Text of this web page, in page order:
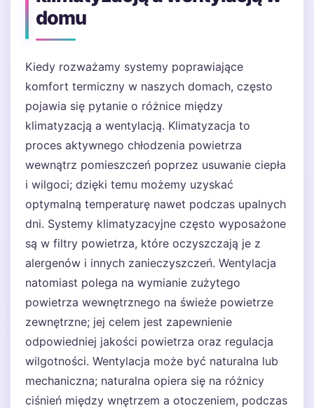
domu
Kiedy rozważamy systemy poprawiające
komfort termiczny w naszych domach, często
pojawia się pytanie o różnice między
klimatyzacją a wentylacją. Klimatyzacja to
proces aktywnego chłodzenia powietrza
wewnątrz pomieszczeń poprzez usuwanie ciepła
i wilgoci; dzięki temu możemy uzyskać
optymalną temperaturę nawet podczas upalnych
dni. Systemy klimatyzacyjne często wyposażone
są w filtry powietrza, które oczyszczają je z
alergenów i innych zanieczyszczeń. Wentylacja
natomiast polega na wymianie zużytego
powietrza wewnętrznego na świeże powietrze
zewnętrzne; jej celem jest zapewnienie
odpowiedniej jakości powietrza oraz regulacja
wilgotności. Wentylacja może być naturalna lub
mechaniczna; naturalna opiera się na różnicy
ciśnień między wnętrzem a otoczeniem, podczas